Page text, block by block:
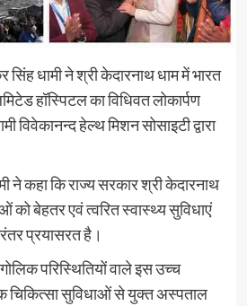
सिंह धामी ने श्री केदारनाथ धाम में भारत
हॉस्पिटल का विधिवत लोकार्पण
विवेकानन्द हेल्थ मिशन सोसाइटी द्वारा
ने कहा कि राज्य सरकार श्री केदारनाथ
को बेहतर एवं त्वरित स्वास्थ्य सुविधाएं
प्रयासरत है।
परिस्थितियों वाले इस उच्च
चिकित्सा सुविधाओं से युक्त अस्पताल